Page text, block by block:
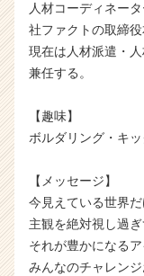
人材コーディネー
社ファクトの取締役
現在は人材派遣・
兼任する。
【趣味】
ボルダリング・キ
【メッセージ】
今見えている世界だ
主観を絶対視し過
それが豊かになるア
みんなのチャレン